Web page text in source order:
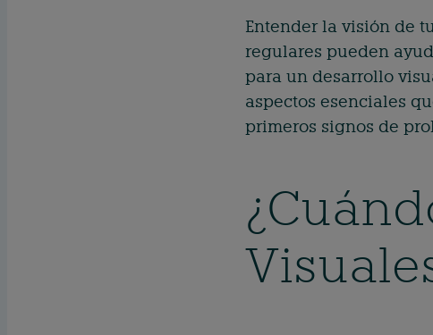
Entender la visión de
regulares pueden
para un desarrollo
aspectos esenciales
primeros signos de